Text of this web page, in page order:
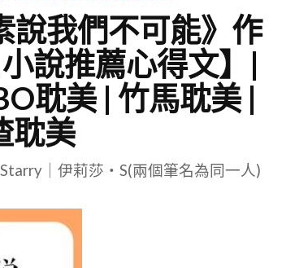
說我們不可能》作
說推薦心得文】|
耽美 | 竹馬耽美 |
耽美
｜伊莉莎・S(兩個筆名為同一人)